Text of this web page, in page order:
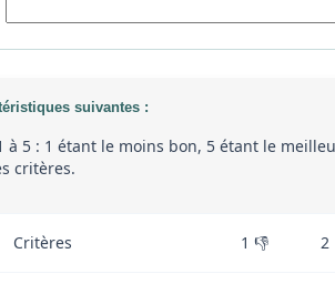
suivantes :
à 5 : 1 étant le moins bon, 5 étant le
critères.
Critères 1 👎 2